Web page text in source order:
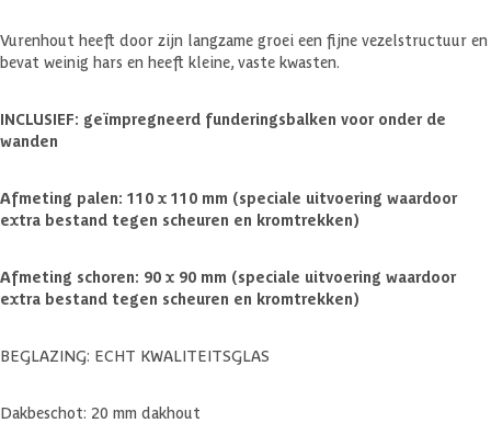
Vurenhout heeft door zijn langzame groei een fijne vezelstructuur en
bevat weinig hars en heeft kleine, vaste kwasten.
INCLUSIEF: geïmpregneerd funderingsbalken voor onder de
wanden
Afmeting palen: 110 x 110 mm (speciale uitvoering waardoor
extra bestand tegen scheuren en kromtrekken)
Afmeting schoren: 90 x 90 mm (speciale uitvoering waardoor
extra bestand tegen scheuren en kromtrekken)
BEGLAZING: ECHT KWALITEITSGLAS
Dakbeschot: 20 mm dakhout